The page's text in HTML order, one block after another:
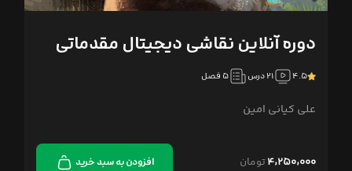
دوره آنلاین نقاشی دیجیتال مقدماتی
۴.۵ ۲۱ درس ۵ فصل
علی کیانی امین
۴,۲۵۰,۰۰۰ تومان افزودن به سبد خرید